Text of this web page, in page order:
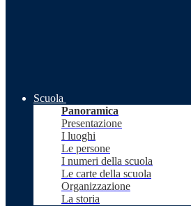
Scuola
Panoramica
Presentazione
I luoghi
Le persone
I numeri della scuola
Le carte della scuola
Organizzazione
La storia